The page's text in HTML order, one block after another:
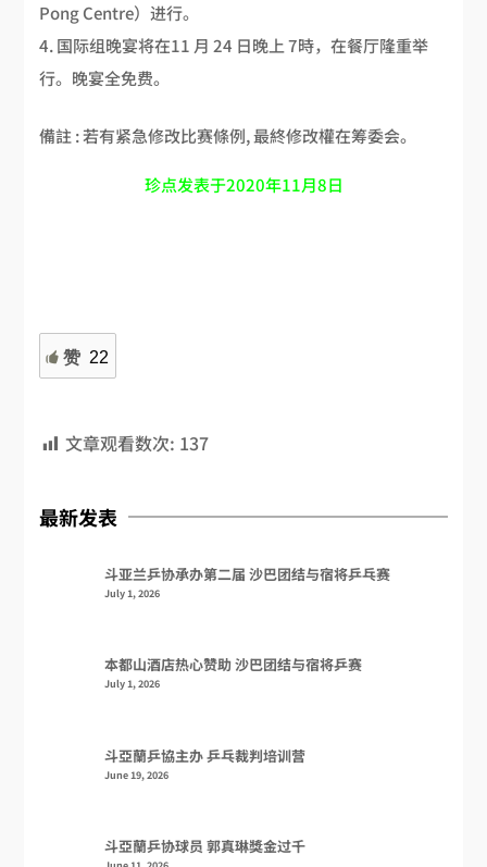
Pong Centre）进行。
国际组晚宴将在11 月 24 日晚上 7時，在餐厅隆重举
行。晚宴全免费。
備註 : 若有紧急修改比赛條例, 最終修改權在筹委会。
珍点发表于2020年11月8日
赞 22
文章观看数次: 137
最新发表
斗亚兰乒协承办第二届 沙巴团结与宿将乒乓赛
July 1, 2026
本都山酒店热心赞助 沙巴团结与宿将乒赛
July 1, 2026
斗亞蘭乒協主办 乒乓裁判培训营
June 19, 2026
斗亞蘭乒协球员 郭真琳獎金过千